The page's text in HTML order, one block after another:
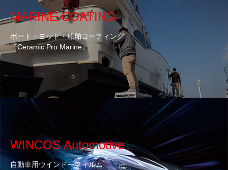
MARINE COATING
ボート・ヨット・船舶コーティング
『Ceramic Pro Marine』
WINCOS Automotive
自動車用ウインドーフィルム